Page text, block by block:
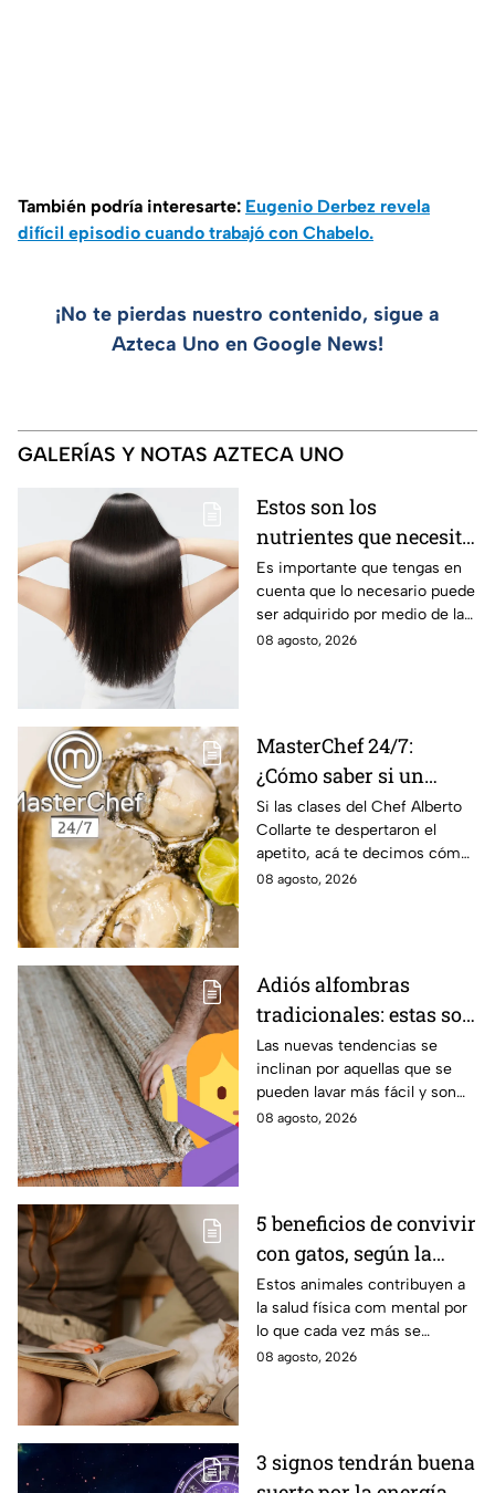
También podría interesarte: Eugenio Derbez revela
difícil episodio cuando trabajó con Chabelo.
¡No te pierdas nuestro contenido, sigue a
Azteca Uno en Google News!
GALERÍAS Y NOTAS AZTECA UNO
Estos son los
nutrientes que necesita
tu cabello a partir de
los 40 años
Es importante que tengas en
cuenta que lo necesario puede
ser adquirido por medio de la
alimentación.
08 agosto, 2026
MasterChef 24/7:
¿Cómo saber si un
ostión está fresco y es
seguro consumirlo?
Si las clases del Chef Alberto
Collarte te despertaron el
apetito, acá te decimos cómo
elegir los ostiones ideales para
08 agosto, 2026
Adiós alfombras
tradicionales: estas son
las alternativas
modernas para colocar
en tu piso
Las nuevas tendencias se
inclinan por aquellas que se
pueden lavar más fácil y son
menos pesadas.
08 agosto, 2026
5 beneficios de convivir
con gatos, según la
ciencia
Estos animales contribuyen a
la salud física com mental por
lo que cada vez más se
recomienda su presencia.
08 agosto, 2026
3 signos tendrán buena